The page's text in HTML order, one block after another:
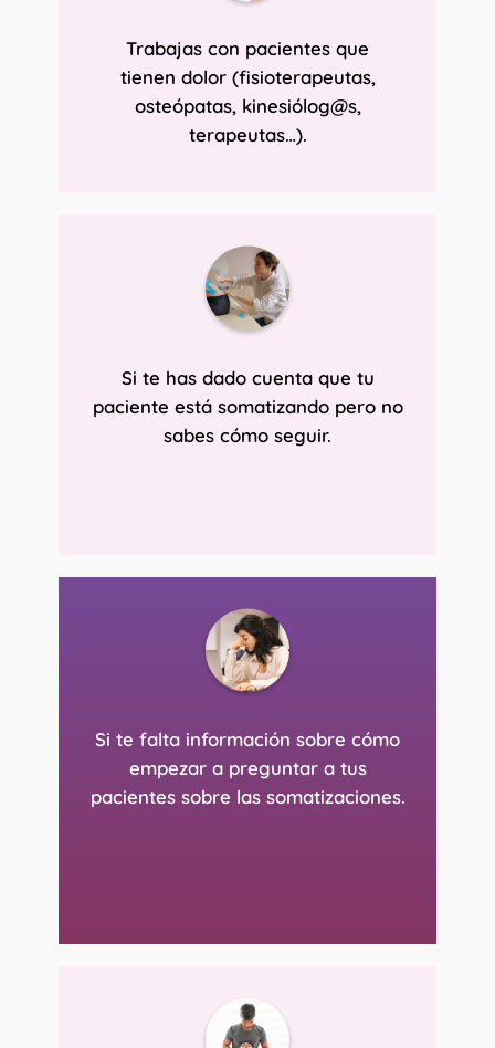
Trabajas con pacientes que
tienen dolor (fisioterapeutas,
osteópatas, kinesiólog@s,
terapeutas…).
Si te has dado cuenta que tu
paciente está somatizando pero no
sabes cómo seguir.
Si te falta información sobre cómo
empezar a preguntar a tus
pacientes sobre las somatizaciones.